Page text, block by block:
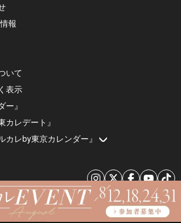
報
いて
表示
ー』
レデート』
カレby東京カレンダー』
© 2026 by Tokyo Calendar, Inc.